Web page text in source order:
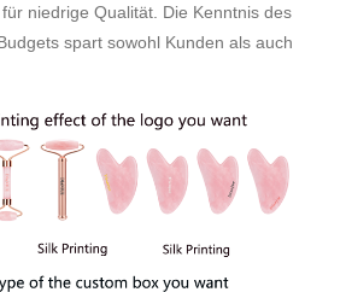
niedrige Qualität. Die Kenntnis des
spart sowohl Kunden als auch